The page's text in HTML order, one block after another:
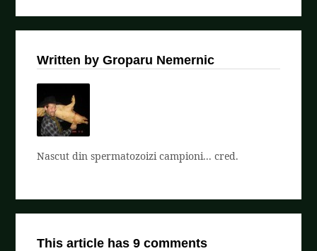
Written by Groparu Nemernic
Nascut din spermatozoizi campioni... cred.
This article has 9 comments